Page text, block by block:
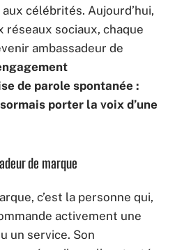
célébrités. Aujourd’hui,
sociaux, chaque
ambassadeur de
de parole spontanée :
porter la voix d’une
de marque
c’est la personne qui,
activement une
un service. Son